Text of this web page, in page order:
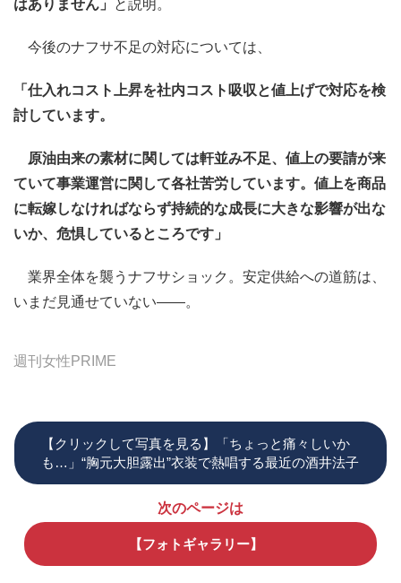
はありません」
と説明。
今後のナフサ不足の対応については、
「仕入れコスト上昇を社内コスト吸収と値上げで対応を検
討しています。
原油由来の素材に関しては軒並み不足、値上の要請が来
ていて事業運営に関して各社苦労しています。値上を商品
に転嫁しなければならず持続的な成長に大きな影響が出な
いか、危惧しているところです」
業界全体を襲うナフサショック。安定供給への道筋は、
いまだ見通せていない――。
週刊女性PRIME
【クリックして写真を見る】「ちょっと痛々しいか
も…」“胸元大胆露出”衣装で熱唱する最近の酒井法子
次のページは
【フォトギャラリー】